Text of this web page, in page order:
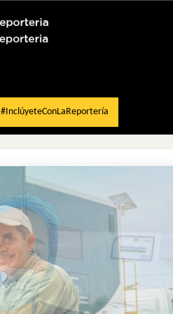
#InclúyeteConLaReportería